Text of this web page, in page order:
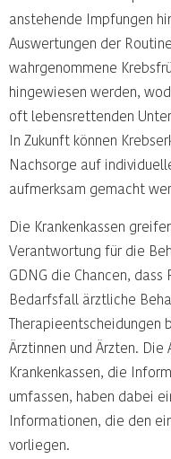
anstehende Impfungen
Auswertungen der
wahrgenommene
hingewiesen werden,
oft lebensrettenden
In Zukunft können
Nachsorge auf
aufmerksam gemacht
Die Krankenkassen
Verantwortung für die
GDNG die Chancen,
Bedarfsfall ärztliche
Therapieentscheidungen
Ärztinnen und Ärzten. Die
Krankenkassen, die
umfassen, haben dabei
Informationen, die den
vorliegen.